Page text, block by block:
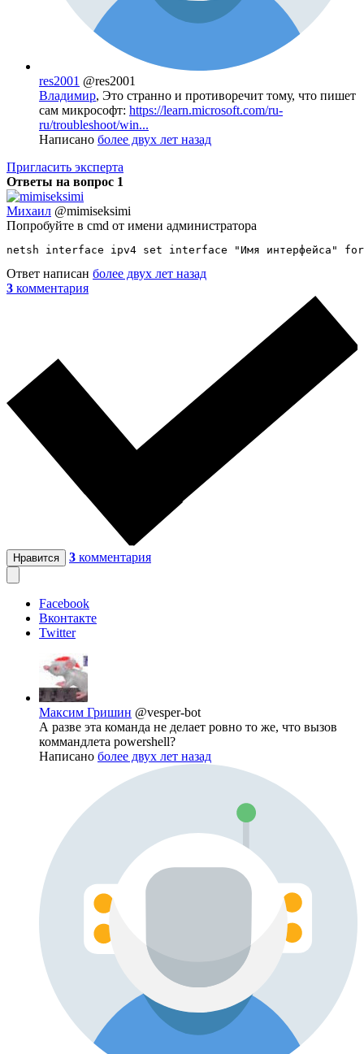
res2001 @res2001
Владимир, Это странно и противоречит тому, что пишет
сам микрософт: https://learn.microsoft.com/ru-
ru/troubleshoot/win...
Написано более двух лет назад
Пригласить эксперта
Ответы на вопрос 1
Михаил @mimiseksimi
Попробуйте в cmd от имени администратора
netsh interface ipv4 set interface "Имя интерфейса"
Ответ написан более двух лет назад
3 комментария
Нравится 3 комментария
Facebook
Вконтакте
Twitter
Максим Гришин @vesper-bot
А разве эта команда не делает ровно то же, что вызов
коммандлета powershell?
Написано более двух лет назад